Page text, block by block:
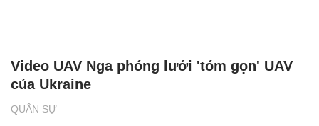
QUÂN SỰ
Video UAV Nga phóng lưới 'tóm gọn' UAV
của Ukraine